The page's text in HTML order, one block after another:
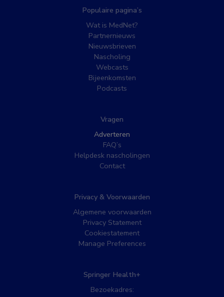
Populaire pagina’s
Wat is MedNet?
Partnernieuws
Nieuwsbrieven
Nascholing
Webcasts
Bijeenkomsten
Podcasts
Vragen
Adverteren
FAQ’s
Helpdesk nascholingen
Contact
Privacy & Voorwaarden
Algemene voorwaarden
Privacy Statement
Cookiestatement
Manage Preferences
Springer Health+
Bezoekadres: